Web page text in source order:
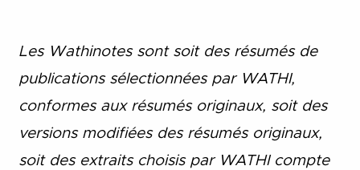
Les Wathinotes sont soit des résumés de
publications sélectionnées par WATHI,
conformes aux résumés originaux, soit des
versions modifiées des résumés originaux,
soit des extraits choisis par WATHI compte